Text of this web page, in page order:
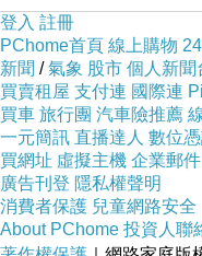
登入 註冊
PChome首頁 線上購物
新聞 /氣象 股市 個人新聞
買賣租屋 支付連 國際連
買車 旅行團 汽車險推薦
一元簡訊 直播達人 數位
買網址 虛擬主機 企業郵件
廣告刊登 隱私權聲明
消費者保護 兒童網路安全
About PChome 投資人聯